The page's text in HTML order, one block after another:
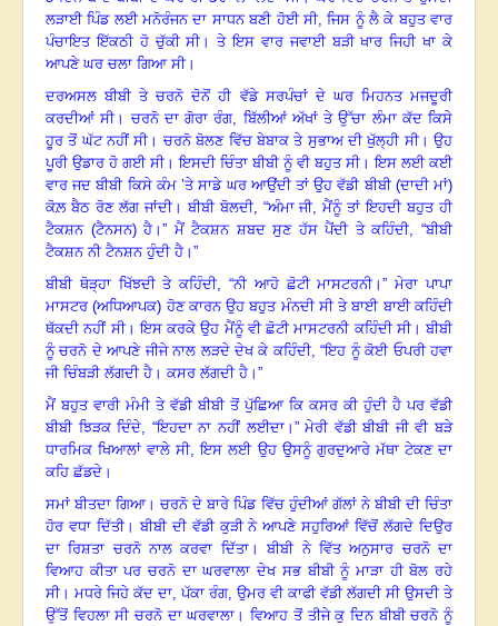
ਲੜਾਈ ਪਿੰਡ ਲਈ ਮਨੋਰੰਜਨ ਦਾ ਸਾਧਨ ਬਣੀ ਹੋਈ ਸੀ,ਜਿਸ ਨੂੰ ਲੈ ਕੇ ਬਹੁਤ ਵਾਰ
ਪੰਚਾਇਤ ਇੱਕਠੀ ਹੋ ਚੁੱਕੀ ਸੀ। ਤੇ ਇਸ ਵਾਰ ਜਵਾਈ ਬੜੀ ਖਾਰ ਜਿਹੀ ਖਾ ਕੇ
ਆਪਣੇ ਘਰ ਚਲਾ ਗਿਆ ਸੀ।
ਦਰਅਸਲ ਬੀਬੀ ਤੇ ਚਰਨੋ ਦੋਨੋਂ ਹੀ ਵੱਡੇ ਸਰਪੰਚਾਂ ਦੇ ਘਰ ਮਿਹਨਤ ਮਜਦੂਰੀ
ਕਰਦੀਆਂ ਸੀ। ਚਰਨੋ ਦਾ ਗੋਰਾ ਰੰਗ, ਬਿੱਲੀਆਂ ਅੱਖਾਂ ਤੇ ਉੱਚਾ ਲੰਮਾ ਕੱਦ ਕਿਸੇ
ਹੂਰ ਤੋਂ ਘੱਟ ਨਹੀਂ ਸੀ। ਚਰਨੋ ਬੋਲਣ ਵਿੱਚ ਬੇਬਾਕ ਤੇ ਸੁਭਾਅ ਦੀ ਖੁੱਲ੍ਹੀ ਸੀ।ਉਹ
ਪੂਰੀ ਉਡਾਰ ਹੋ ਗਈ ਸੀ।ਇਸਦੀ ਚਿੰਤਾ ਬੀਬੀ ਨੂੰ ਵੀ ਬਹੁਤ ਸੀ।ਇਸ ਲਈ ਕਈ
ਵਾਰ ਜਦ ਬੀਬੀ ਕਿਸੇ ਕੰਮ ’ਤੇ ਸਾਡੇ ਘਰ ਆਉਂਦੀ ਤਾਂ ਉਹ ਵੱਡੀ ਬੀਬੀ (ਦਾਦੀ ਮਾਂ)
ਕੋਲ਼ ਬੈਠ ਰੋਣ ਲੱਗ ਜਾਂਦੀ। ਬੀਬੀ ਬੋਲਦੀ, “ਅੰਮਾ ਜੀ, ਮੈਂਨੂੰ ਤਾਂ ਇਹਦੀ ਬਹੁਤ ਹੀ
ਟੈਕਸ਼ਨ (ਟੈਨਸਨ) ਹੈ ।” ਮੈਂ ਟੈਕਸ਼ਨ ਸ਼ਬਦ ਸੁਣ ਹੱਸ ਪੈਂਦੀ ਤੇ ਕਹਿੰਦੀ, “ਬੀਬੀ
ਟੈਕਸ਼ਨ ਨੀ ਟੈਨਸ਼ਨ ਹੁੰਦੀ ਹੈ ।”
ਬੀਬੀ ਥੋੜ੍ਹਾ ਖਿੱਝਦੀ ਤੇ ਕਹਿੰਦੀ, “ਨੀ ਆਹੋ ਛੋਟੀ ਮਾਸਟਰਨੀ।” ਮੇਰਾ ਪਾਪਾ
ਮਾਸਟਰ (ਅਧਿਆਪਕ) ਹੋਣ ਕਾਰਨ ਉਹ ਬਹੁਤ ਮੰਨਦੀ ਸੀ ਤੇ ਬਾਈ ਬਾਈ ਕਹਿੰਦੀ
ਥੱਕਦੀ ਨਹੀਂ ਸੀ।ਇਸ ਕਰਕੇ ਉਹ ਮੈਂਨੂੰ ਵੀ ਛੋਟੀ ਮਾਸਟਰਨੀ ਕਹਿੰਦੀ ਸੀ। ਬੀਬੀ
ਨੂੰ ਚਰਨੋ ਦੇ ਆਪਣੇ ਜੀਜੇ ਨਾਲ ਲੜਦੇ ਦੇਖ ਕੇ ਕਹਿੰਦੀ, “ਇਹ ਨੂੰ ਕੋਈ ਓਪਰੀ ਹਵਾ
ਜੀ ਚਿੰਬੜੀ ਲੱਗਦੀ ਹੈ । ਕਸਰ ਲੱਗਦੀ ਹੈ ।”
ਮੈਂ ਬਹੁਤ ਵਾਰੀ ਮੰਮੀ ਤੇ ਵੱਡੀ ਬੀਬੀ ਤੋਂ ਪੁੱਛਿਆ ਕਿ ਕਸਰ ਕੀ ਹੁੰਦੀ ਹੈ ਪਰ ਵੱਡੀ
ਬੀਬੀ ਝਿੜਕ ਦਿੰਦੇ, “ਇਹਦਾ ਨਾ ਨਹੀਂ ਲਈਦਾ।” ਮੇਰੀ ਵੱਡੀ ਬੀਬੀ ਜੀ ਵੀ ਬੜੇ
ਧਾਰਮਿਕ ਖਿਆਲਾਂ ਵਾਲੇ ਸੀ, ਇਸ ਲਈ ਉਹ ਉਸਨੂੰ ਗੁਰਦੁਆਰੇ ਮੱਥਾ ਟੇਕਣ ਦਾ
ਕਹਿ ਛੱਡਦੇ ।
ਸਮਾਂ ਬੀਤਦਾ ਗਿਆ।ਚਰਨੋ ਦੇ ਬਾਰੇ ਪਿੰਡ ਵਿੱਚ ਹੁੰਦੀਆਂ ਗੱਲਾਂ ਨੇ ਬੀਬੀ ਦੀ ਚਿੰਤਾ
ਹੋਰ ਵਧਾ ਦਿੱਤੀ। ਬੀਬੀ ਦੀ ਵੱਡੀ ਕੁੜੀ ਨੇ ਆਪਣੇ ਸਹੁਰਿਆਂ ਵਿੱਚੋਂ ਲੱਗਦੇ ਦਿਉਰ
ਦਾ ਰਿਸ਼ਤਾ ਚਰਨੋ ਨਾਲ ਕਰਵਾ ਦਿੱਤਾ।ਬੀਬੀ ਨੇ ਵਿੱਤ ਅਨੁਸਾਰ ਚਰਨੋ ਦਾ
ਵਿਆਹ ਕੀਤਾ ਪਰ ਚਰਨੋ ਦਾ ਘਰਵਾਲਾ ਦੇਖ ਸਭ ਬੀਬੀ ਨੂੰ ਮਾੜਾ ਹੀ ਬੋਲ ਰਹੇ
ਸੀ। ਮਧਰੇ ਜਿਹੇ ਕੱਦ ਦਾ, ਪੱਕਾ ਰੰਗ, ਉਮਰ ਵੀ ਕਾਫੀ ਵੱਡੀ ਲੱਗਦੀ ਸੀ ਉਸਦੀ ਤੇ
ਉੱਤੋਂ ਵਿਹਲਾ ਸੀ ਚਰਨੋ ਦਾ ਘਰਵਾਲਾ ।ਵਿਆਹ ਤੋਂ ਤੀਜੇ ਕੁ ਦਿਨ ਬੀਬੀ ਚਰਨੋ ਨੂੰ